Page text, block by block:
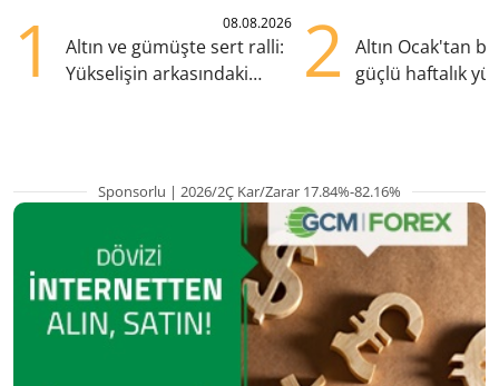
1 08.08.2026
Altın ve gümüşte sert ralli:
Yükselişin arkasındaki
2
Altın Ocak'tan
güçlü haftalık
Sponsorlu | 2026/2Ç Kar/Zarar 17.84%-82.16%